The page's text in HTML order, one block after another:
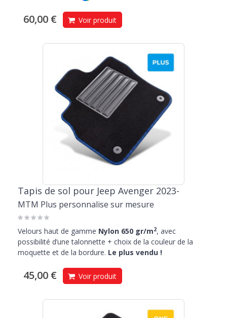
60,00 € Voir produit
Tapis de sol pour Jeep Avenger 2023-
MTM Plus personnalise sur mesure
Velours haut de gamme Nylon 650 gr/m2, avec
possibilité d’une talonnette + choix de la couleur de la
moquette et de la bordure. Le plus vendu !
45,00 € Voir produit